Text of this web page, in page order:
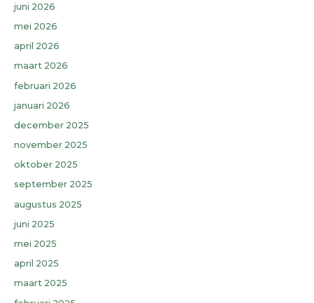
juni 2026
mei 2026
april 2026
maart 2026
februari 2026
januari 2026
december 2025
november 2025
oktober 2025
september 2025
augustus 2025
juni 2025
mei 2025
april 2025
maart 2025